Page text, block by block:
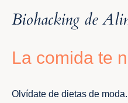
Biohacking de
La comida te
Olvídate de dietas de